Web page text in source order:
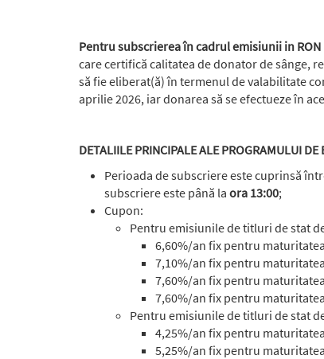
Pentru subscrierea în cadrul emisiunii in
care certifică calitatea de donator de sânge,
să fie eliberat(ă) în termenul de valabilitate
aprilie 2026, iar donarea să se efectueze în
DETALIILE PRINCIPALE ALE PROGRAMULUI
Perioada de subscriere este cuprinsă
subscriere este până la ora 13:00;
Cupon:
Pentru emisiunile de titluri de stat
6,60%/an fix pentru
7,10%/an fix pentru
7,60%/an fix pentru
7,60%/an fix pentru
Pentru emisiunile de titluri de stat
4,25%/an fix pentru
5,25%/an fix pentru